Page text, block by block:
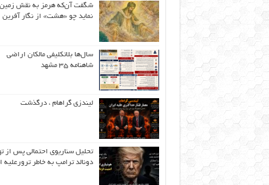
شگفت آن‌که هرمز به نقش زمین
نماید چو «هشت» از نگار آفرین
سال‌ها بلاتکلیفی مالکان اراضی
شاهنامه ۳۵ مشهد
لیندزی گراهام ، درگذشت
تحلیل سناریوی احتمالی پس از
دونالد ترامپ به خاطر ترورعلیه